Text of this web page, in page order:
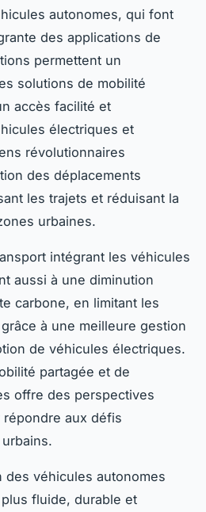
autonomes, qui font
des applications de
permettent un
solutions de mobilité
accès facilité et
électriques et
révolutionnaires
des déplacements
les trajets et réduisant la
urbaines.
intégrant les véhicules
aussi à une diminution
carbone, en limitant les
à une meilleure gestion
de véhicules électriques.
partagée et de
offre des perspectives
aux défis
des véhicules autonomes
fluide, durable et